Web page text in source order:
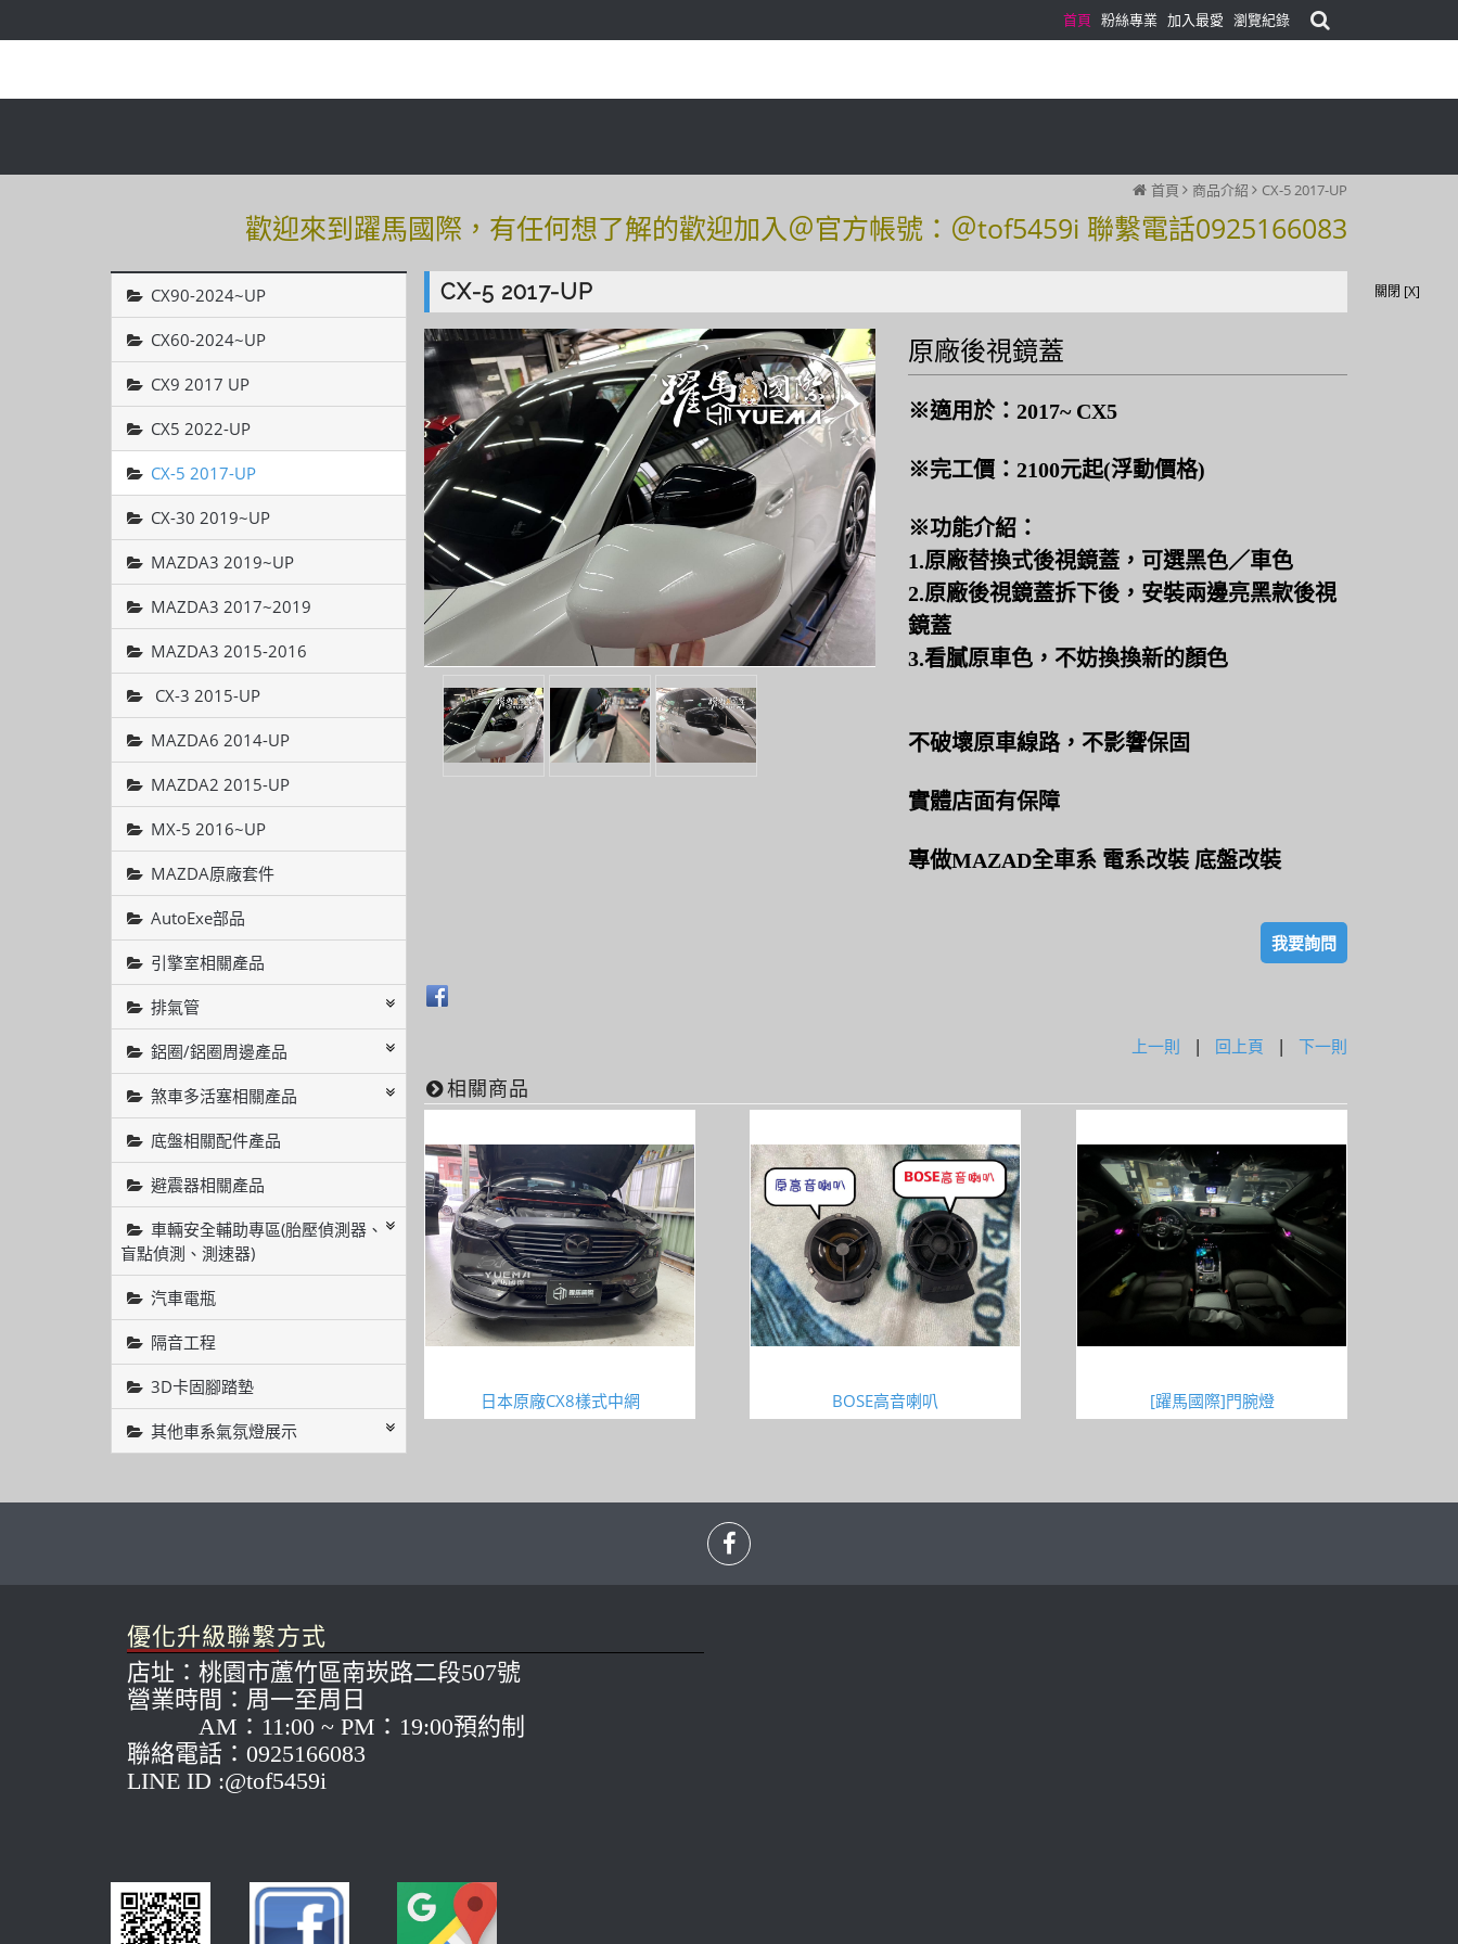
首頁 粉絲專業 加入最愛 瀏覽紀錄
首頁 商品介紹 CX-5 2017-UP
歡迎來到躍馬國際，有任何想了解的歡迎加入＠官方帳號：＠tof5459i 聯繫電話0925166083
歡迎來到躍馬國際，有任何想了解的歡迎加入＠官方帳號：＠tof5459i 聯繫電話0925166083
CX90-2024~UP
CX60-2024~UP
CX9 2017 UP
CX5 2022-UP
CX-5 2017-UP
CX-30 2019~UP
MAZDA3 2019~UP
MAZDA3 2017~2019
MAZDA3 2015-2016
CX-3 2015-UP
MAZDA6 2014-UP
MAZDA2 2015-UP
MX-5 2016~UP
MAZDA原廠套件
AutoExe部品
引擎室相關產品
排氣管
鋁圈/鋁圈周邊產品
煞車多活塞相關產品
底盤相關配件產品
避震器相關產品
車輛安全輔助專區(胎壓偵測器、
盲點偵測、測速器)
汽車電瓶
隔音工程
3D卡固腳踏墊
其他車系氣氛燈展示
CX-5 2017-UP
原廠後視鏡蓋
※適用於：2017~ CX5
※完工價：2100元起(浮動價格)
※功能介紹：
1.原廠替換式後視鏡蓋，可選黑色／車色
2.原廠後視鏡蓋拆下後，安裝兩邊亮黑款後視
鏡蓋
3.看膩原車色，不妨換換新的顏色
不破壞原車線路，不影響保固
實體店面有保障
專做MAZAD全車系 電系改裝 底盤改裝
我要詢問
上一則 | 回上頁 | 下一則
相關商品
日本原廠CX8樣式中網 BOSE高音喇叭 [躍馬國際]門腕燈
優化升級聯繫方式
店址：桃園市蘆竹區南崁路二段507號
營業時間：周一至周日
AM：11:00 ~ PM：19:00預約制
聯絡電話：0925166083
LINE ID :@tof5459i
關閉 [X]